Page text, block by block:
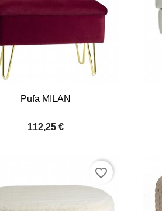
Pufa MILAN
112,25 €
Quick view
favorite_border